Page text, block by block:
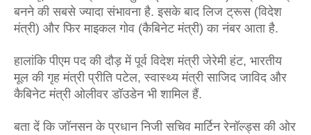
बनने की सबसे ज्‍यादा संभावना है. इसके बाद लिज ट्रूस (विदेश
मंत्री) और फिर माइकल गोव (कैबिनेट मंत्री) का नंबर आता है.
हालांकि पीएम पद की दौड़ में पूर्व विदेश मंत्री जेरेमी हंट, भारतीय
मूल की गृह मंत्री प्रीति पटेल, स्वास्थ्य मंत्री साजिद जाविद और
कैबिनेट मंत्री ओलीवर डॉउडेन भी शामिल हैं.
बता दें कि जॉनसन के प्रधान निजी सचिव मार्टिन रेनॉल्ड्स की ओर